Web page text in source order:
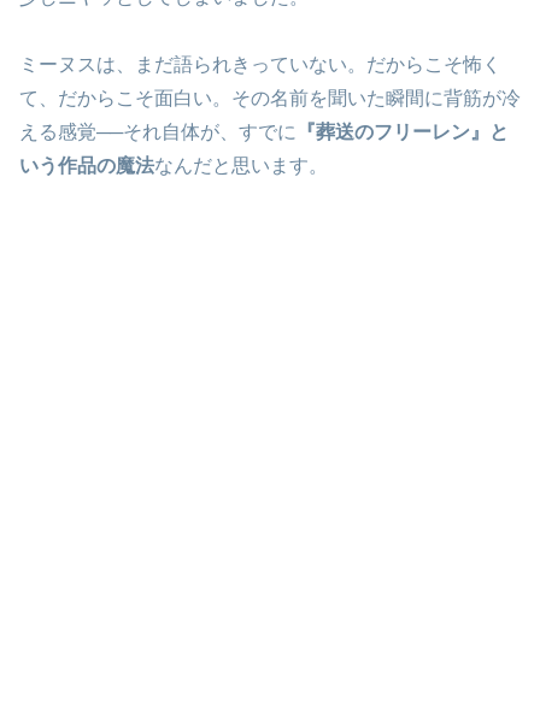
ミーヌスは、まだ語られきっていない。だからこそ怖く
て、だからこそ面白い。その名前を聞いた瞬間に背筋が冷
える感覚──それ自体が、すでに 『葬送のフリーレン』と
いう作品の魔法なんだと思います。